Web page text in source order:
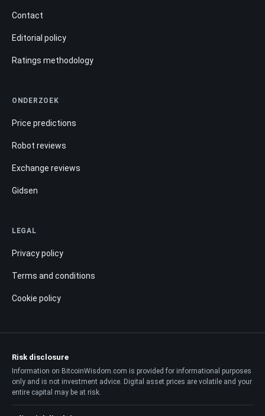
Contact
Editorial policy
Ratings methodology
ONDERZOEK
Price predictions
Robot reviews
Exchange reviews
Gidsen
LEGAL
Privacy policy
Terms and conditions
Cookie policy
Risk disclosure
Information on BitcoinWisdom.com is provided for informational purposes
only and is not investment advice. Digital asset prices are volatile and your
entire capital may be at risk.